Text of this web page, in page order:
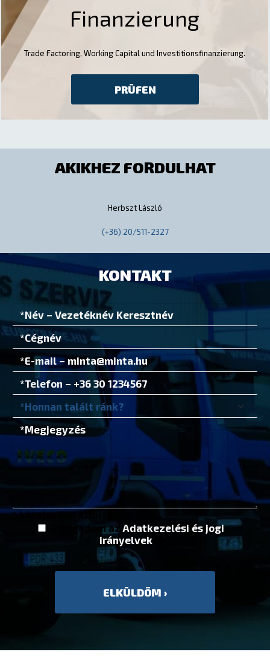
Finanzierung
Trade Factoring, Working Capital und Investitionsfinanzierung.
PRÜFEN
AKIKHEZ FORDULHAT
Herbszt László
(+36) 20/511-2327
KONTAKT
* kötelezően kitöltendő
Elfogadom az Adatkezelési és jogi
irányelveket